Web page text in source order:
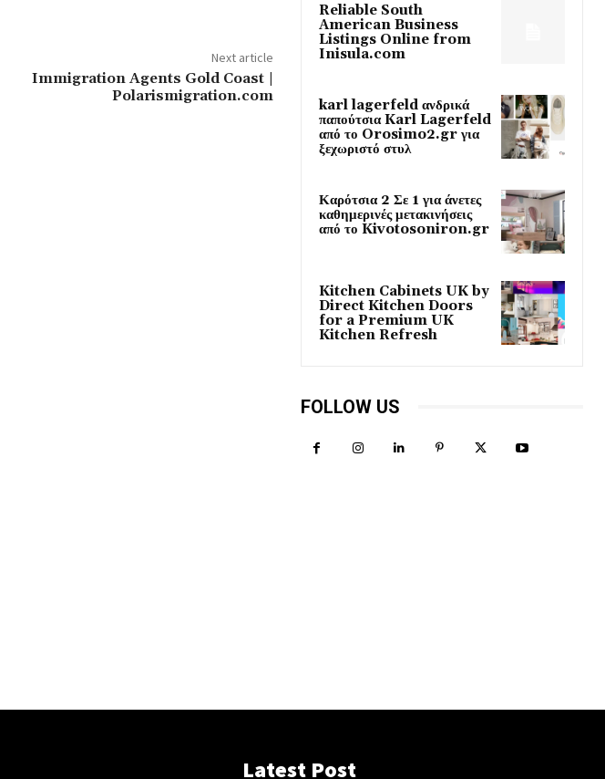
Next article
Immigration Agents Gold Coast |
Polarismigration.com
Reliable South
American Business
Listings Online from
Inisula.com
karl lagerfeld ανδρικά
παπούτσια Karl Lagerfeld
από το Orosimo2.gr για
ξεχωριστό στυλ
Καρότσια 2 Σε 1 για άνετες
καθημερινές μετακινήσεις
από το Kivotosoniron.gr
Kitchen Cabinets UK by
Direct Kitchen Doors
for a Premium UK
Kitchen Refresh
FOLLOW US
Latest Post